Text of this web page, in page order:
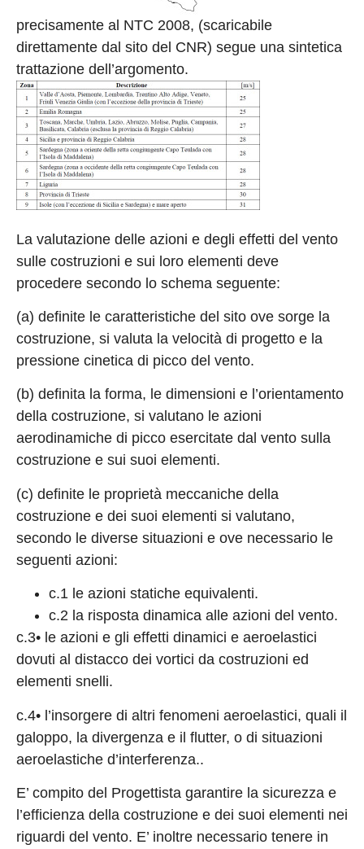
precisamente al NTC 2008, (scaricabile
direttamente dal sito del CNR) segue una sintetica
trattazione dell’argomento.
La valutazione delle azioni e degli effetti del vento
sulle costruzioni e sui loro elementi deve
procedere secondo lo schema seguente:
(a) definite le caratteristiche del sito ove sorge la
costruzione, si valuta la velocità di progetto e la
pressione cinetica di picco del vento.
(b) definita la forma, le dimensioni e l’orientamento
della costruzione, si valutano le azioni
aerodinamiche di picco esercitate dal vento sulla
costruzione e sui suoi elementi.
(c) definite le proprietà meccaniche della
costruzione e dei suoi elementi si valutano,
secondo le diverse situazioni e ove necessario le
seguenti azioni:
c.1 le azioni statiche equivalenti.
c.2 la risposta dinamica alle azioni del vento.
c.3• le azioni e gli effetti dinamici e aeroelastici
dovuti al distacco dei vortici da costruzioni ed
elementi snelli.
c.4• l’insorgere di altri fenomeni aeroelastici, quali il
galoppo, la divergenza e il flutter, o di situazioni
aeroelastiche d’interferenza..
E’ compito del Progettista garantire la sicurezza e
l’efficienza della costruzione e dei suoi elementi nei
riguardi del vento. E’ inoltre necessario tenere in